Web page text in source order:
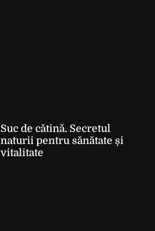
Suc de cătină. Secretul
naturii pentru sănătate și
vitalitate